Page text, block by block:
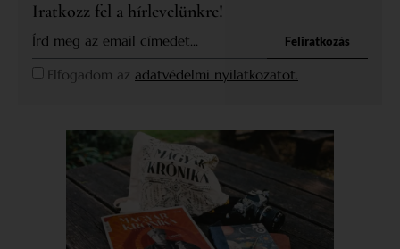
Iratkozz fel a hírlevelünkre!
Elfogadom az adatvédelmi nyilatkozatot.
Feliratkozás